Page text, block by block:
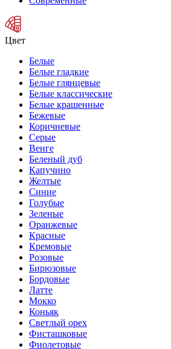
Цвет
Белые
Белые гладкие
Белые глянцевые
Белые классические
Белые крашенные
Бежевые
Коричневые
Серые
Венге
Беленый дуб
Капучино
Желтые
Синие
Голубые
Зеленые
Оранжевые
Красные
Кремовые
Розовые
Бирюзовые
Бордовые
Латте
Мокко
Коньяк
Светлый орех
Фисташковые
Фиолетовые